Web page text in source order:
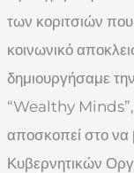
των κοριτσιών
κοινωνικό
δημιουργήσαμε
“Wealthy Minds”,
αποσκοπεί στο να
Κυβερνητικών